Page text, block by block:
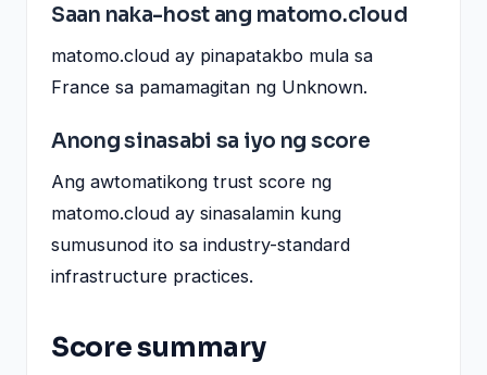
Saan naka-host ang matomo.cloud
matomo.cloud ay pinapatakbo mula sa
France sa pamamagitan ng Unknown.
Anong sinasabi sa iyo ng score
Ang awtomatikong trust score ng
matomo.cloud ay sinasalamin kung
sumusunod ito sa industry-standard
infrastructure practices.
Score summary